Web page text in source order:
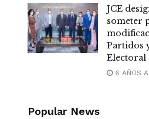
JCE
someter
Partidos
Electoral
6 AÑOS
Popular News